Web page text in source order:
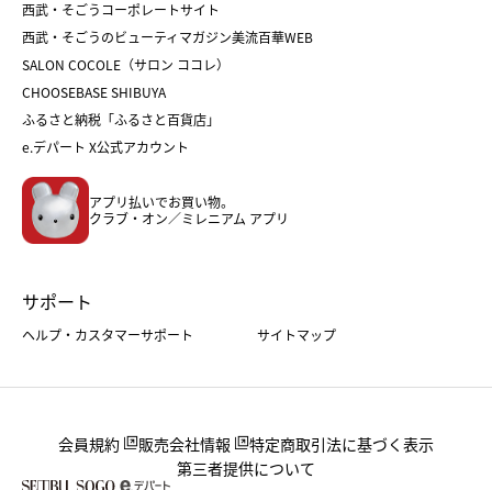
ホワイトデー
人気のギフト
バレンタイン
ホワイトデー
おせち
フード
ホーム・キッチン＆アート
西武・そごうコーポレートサイト
西武・そごうのビューティマガジン美流百華WEB
SALON COCOLE（サロン ココレ）
CHOOSEBASE SHIBUYA
ふるさと納税「ふるさと百貨店」
e.デパート X公式アカウント
アプリ払いでお買い物。
クラブ・オン／ミレニアム アプリ
サポート
ヘルプ・カスタマーサポート サイトマップ
会員規約 販売会社情報
特定商取引法に基づく表示
第三者提供について